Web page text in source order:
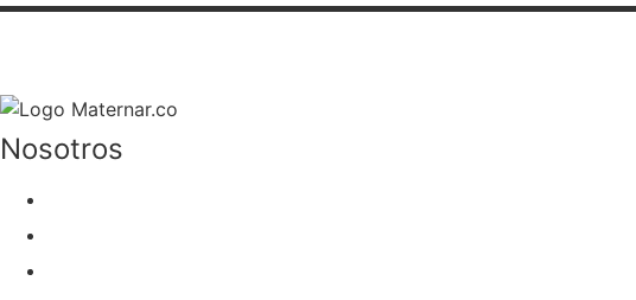
Nosotros